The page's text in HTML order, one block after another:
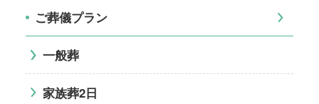
ご葬儀プラン
一般葬
家族葬2日